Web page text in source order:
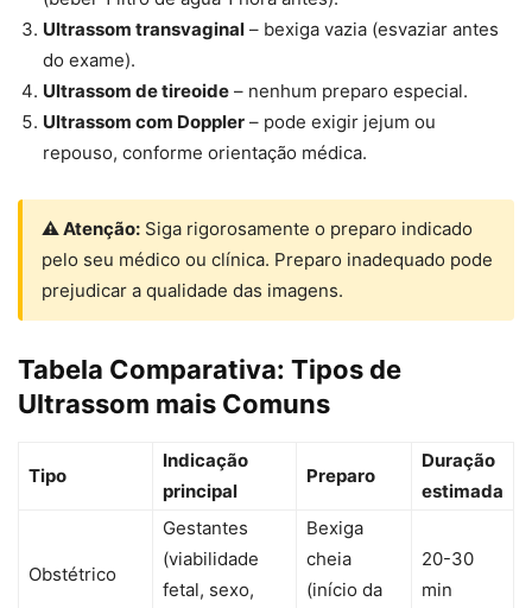
Ultrassom transvaginal – bexiga vazia (esvaziar antes
do exame).
Ultrassom de tireoide – nenhum preparo especial.
Ultrassom com Doppler – pode exigir jejum ou
repouso, conforme orientação médica.
⚠ Atenção: Siga rigorosamente o preparo indicado
pelo seu médico ou clínica. Preparo inadequado pode
prejudicar a qualidade das imagens.
Tabela Comparativa: Tipos de
Ultrassom mais Comuns
Tipo
Indicação
principal
Preparo
Duração
estimada
Obstétrico
Gestantes
(viabilidade
fetal, sexo,
Bexiga
cheia
(início da
20-30
min